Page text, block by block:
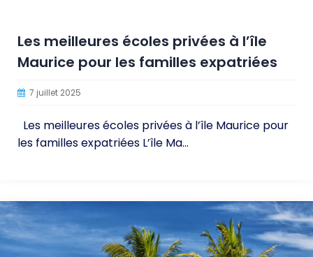
Les meilleures écoles privées à l’île
Maurice pour les familles expatriées
7 juillet 2025
Les meilleures écoles privées à l’île Maurice pour
les familles expatriées L’île Ma...